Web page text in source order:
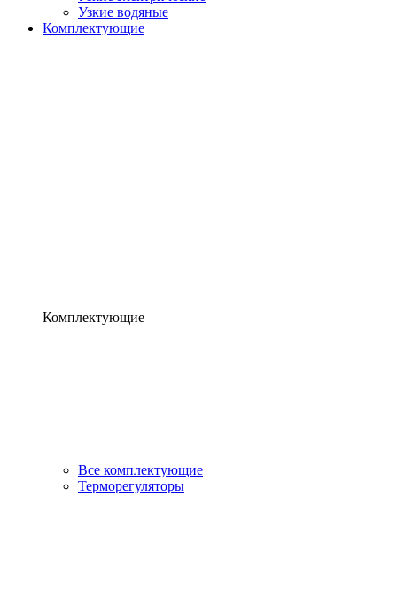
Узкие водяные
Комплектующие
Комплектующие
Все комплектующие
Терморегуляторы